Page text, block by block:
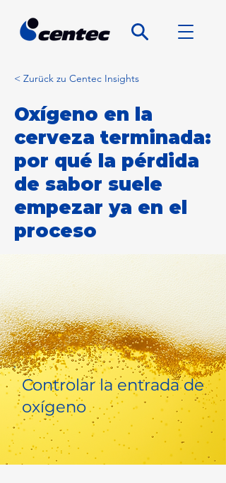
< Zurück zu Centec Insights
Oxígeno en la
cerveza terminada:
por qué la pérdida
de sabor suele
empezar ya en el
proceso
Controlar la entrada de
oxígeno